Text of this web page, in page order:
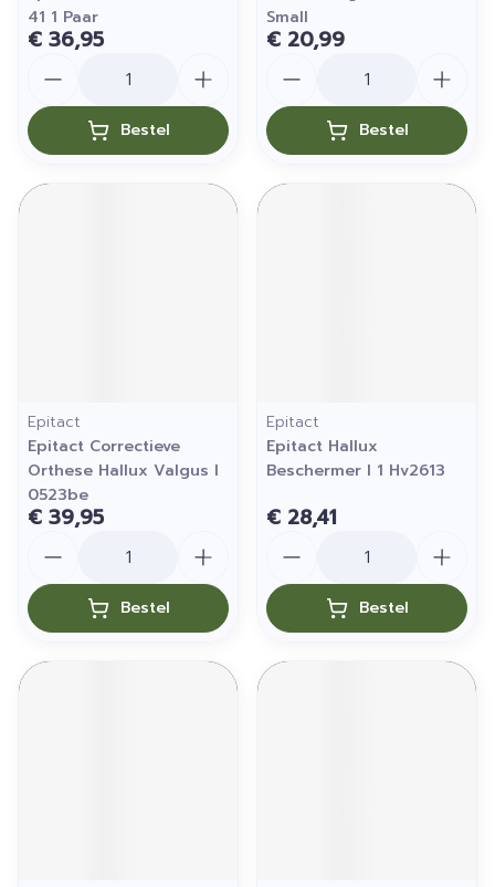
41 1 Paar
€ 36,95
Bestel
Small
€ 20,99
Bestel
Epitact
Epitact Correctieve
Orthese Hallux Valgus l
0523be
€ 39,95
Bestel
Epitact
Epitact Hallux
Beschermer l 1 Hv2613
€ 28,41
Bestel